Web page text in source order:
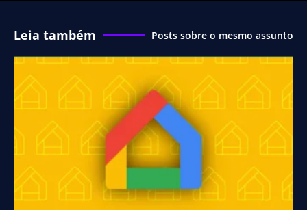
Leia também Posts sobre o mesmo assunto